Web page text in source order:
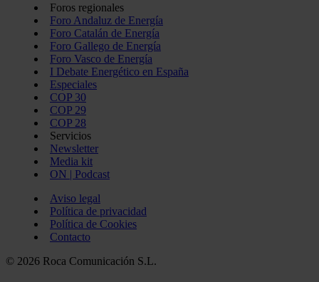
Foros regionales
Foro Andaluz de Energía
Foro Catalán de Energía
Foro Gallego de Energía
Foro Vasco de Energía
I Debate Energético en España
Especiales
COP 30
COP 29
COP 28
Servicios
Newsletter
Media kit
ON | Podcast
Aviso legal
Política de privacidad
Política de Cookies
Contacto
© 2026 Roca Comunicación S.L.